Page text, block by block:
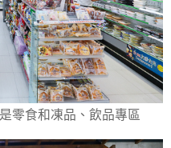
零食和凍品、飲品專區